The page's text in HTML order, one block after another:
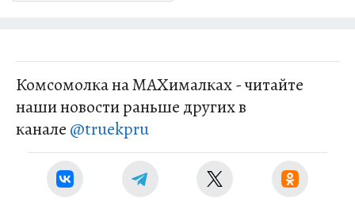
Комсомолка на MAXималках - читайте
наши новости раньше других в
канале @truekpru